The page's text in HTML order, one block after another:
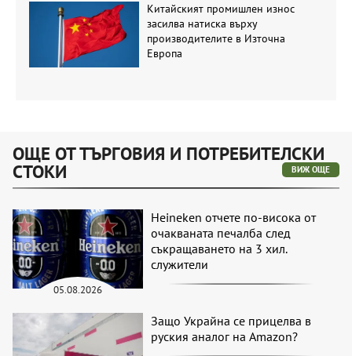
Китайският промишлен износ
засилва натиска върху
производителите в Източна
Европа
ОЩЕ ОТ ТЪРГОВИЯ И ПОТРЕБИТЕЛСКИ
СТОКИ ВИЖ ОЩЕ
05.08.2026
Heineken отчете по-висока от
очакваната печалба след
съкращаването на 3 хил.
служители
Защо Украйна се прицелва в
руския аналог на Amazon?